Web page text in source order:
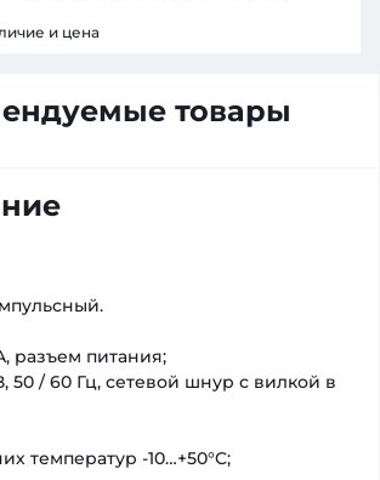
товары
разъем питания;
50 / 60 Гц, сетевой шнур с вилкой в
температур -10…+50°C;
и цена